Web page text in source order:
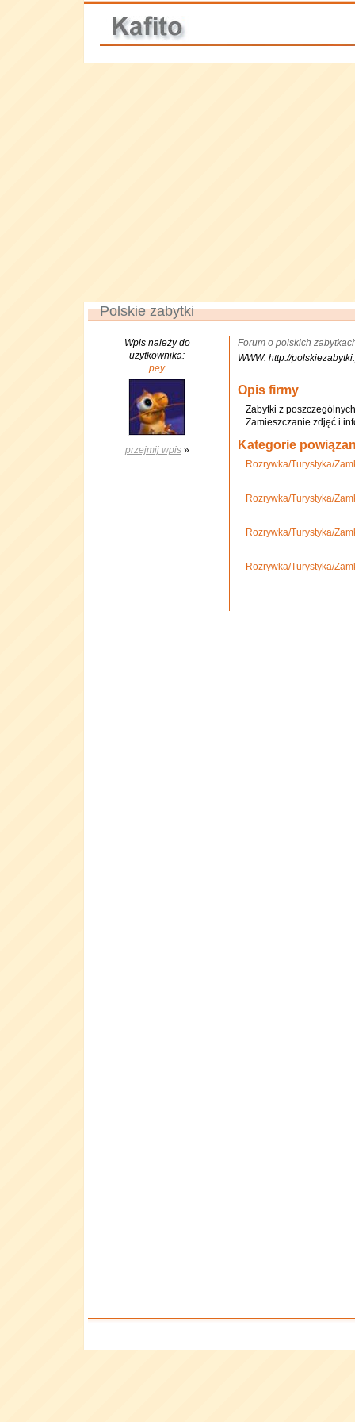
Polskie zabytki
Wpis należy do
użytkownika:
pey
przejmij wpis»
Forum o polskich
WWW: http://
Opis firmy
Zabytki z
Zamieszczanie zdjęć i
Kategorie
Rozrywka/Turystyka/
Rozrywka/Turystyka/
Rozrywka/Turystyka/
Rozrywka/Turystyka/